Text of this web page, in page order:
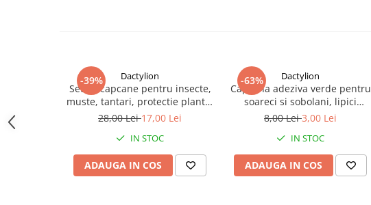
-39% Dactylion
Set 20 capcane pentru insecte,
muste, tantari, protectie plante,
autoadezive, fata-verso, 10 x 15
28,00 Lei17,00 Lei
IN STOC
ADAUGA IN COS
-63% Dactylion
Capcana adeziva verde pentru
soareci si sobolani, lipici
puternic, 16 x 21 cm, non
usoara
8,00 Lei3,00 Lei
IN STOC
ADAUGA IN COS